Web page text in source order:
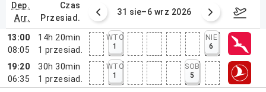
dep.
arr.
czas
przesiad.
sierpnia 2026 31 sie–6 wrz 2026
13:00
08:05
14h 20min
1 przesiad.
WTO
1
NIE
6
19:20
06:35
30h 30min
1 przesiad.
WTO
1
SOB
5